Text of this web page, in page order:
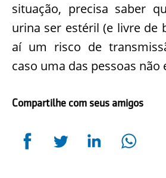
situação, precisa saber
urina ser estéril (e livre de
aí um risco de
caso uma das pessoas não
Compartilhe com seus amigos